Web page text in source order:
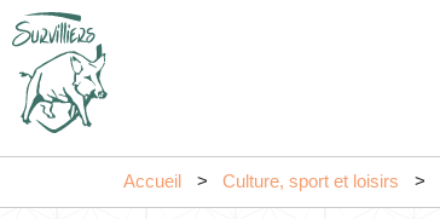
Accueil Culture, sport et loisirs